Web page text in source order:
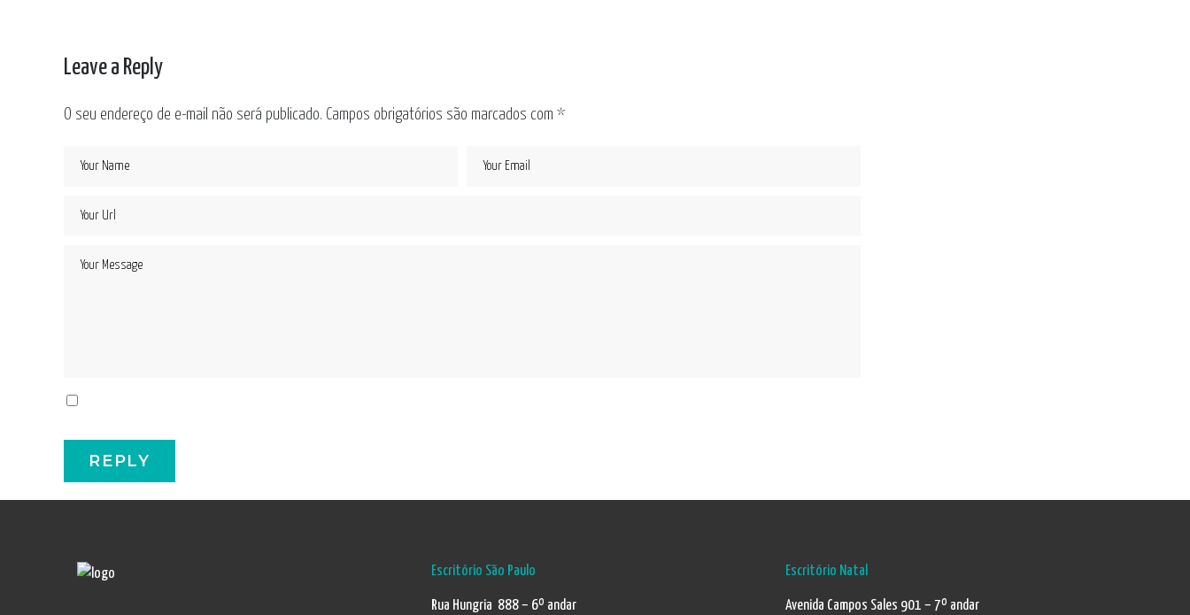
Leave a Reply
O seu endereço de e-mail não será publicado. Campos obrigatórios são marcados com *
Escritório São Paulo
Rua Hungria 888 – 6º andar
Escritório Natal
Avenida Campos Sales 901 – 7º andar